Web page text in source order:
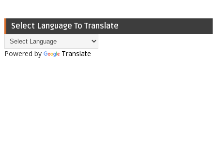
Select Language To Translate
Powered by Translate